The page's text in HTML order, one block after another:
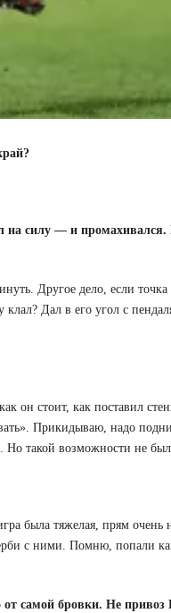
силу — и
Другое дело, если
Дал в его угол с
стоит, как поставил
Прикидываю, надо
Но такой возможности не
была тяжелая, прям
с ними. Помню, попали
самой бровки. Не привоз